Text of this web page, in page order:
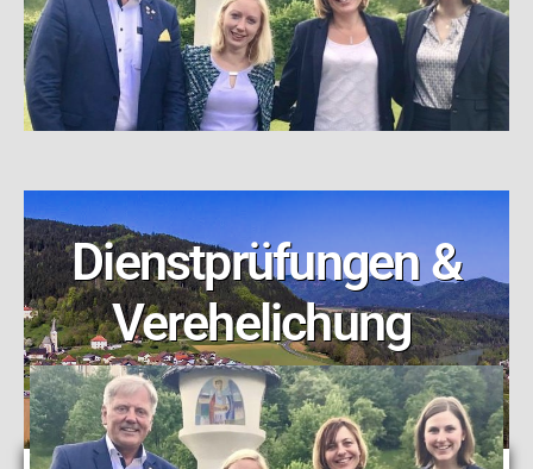
Dienstprüfungen &
Verehelichung